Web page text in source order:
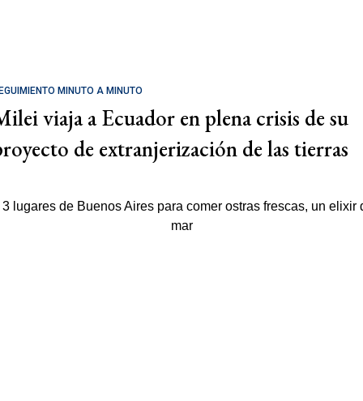
MINUTO A MINUTO
viaja a Ecuador en plena crisis de su
de extranjerización de las tierras